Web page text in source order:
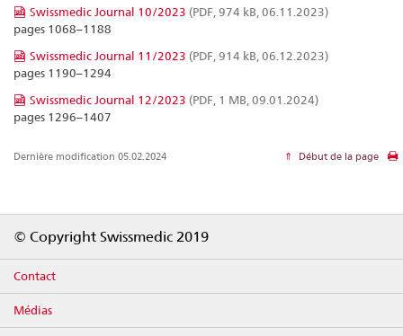
Swissmedic Journal 10/2023 (PDF, 974 kB, 06.11.2023)
pages 1068–1188
Swissmedic Journal 11/2023 (PDF, 914 kB, 06.12.2023)
pages 1190–1294
Swissmedic Journal 12/2023 (PDF, 1 MB, 09.01.2024)
pages 1296–1407
Dernière modification 05.02.2024 Début de la page
© Copyright Swissmedic 2019
Contact
Médias